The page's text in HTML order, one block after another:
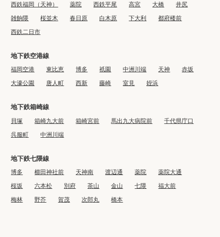
西鉄福岡（天神） 薬院 西鉄平尾 高宮 大橋
井尻
雑餉隈
桜並木 春日原 白木原 下大利
都府楼前
西鉄二日市
地下鉄空港線
福岡空港 東比恵 博多 祇園 中洲川端 天神
赤坂
大濠公園
唐人町 西新 藤崎 室見 姪浜
地下鉄箱崎線
貝塚 箱崎九大前 箱崎宮前 馬出九大病院前
千代県庁口
呉服町
中洲川端
地下鉄七隈線
博多 櫛田神社前 天神南 渡辺通 薬院
薬院大通
桜坂
六本松 別府 茶山 金山 七隈
福大前
梅林
野芥 賀茂 次郎丸 橋本